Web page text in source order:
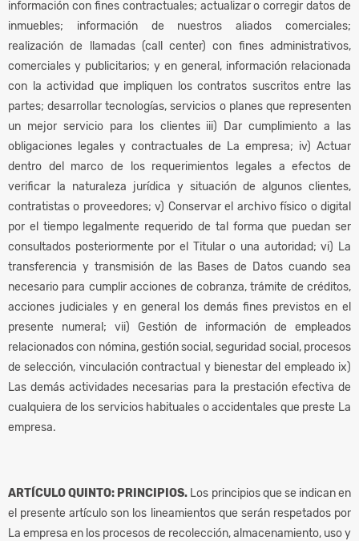
información con fines contractuales; actualizar o corregir datos de
inmuebles; información de nuestros aliados comerciales;
realización de llamadas (call center) con fines administrativos,
comerciales y publicitarios; y en general, información relacionada
con la actividad que impliquen los contratos suscritos entre las
partes; desarrollar tecnologías, servicios o planes que representen
un mejor servicio para los clientes iii) Dar cumplimiento a las
obligaciones legales y contractuales de La empresa; iv) Actuar
dentro del marco de los requerimientos legales a efectos de
verificar la naturaleza jurídica y situación de algunos clientes,
contratistas o proveedores; v) Conservar el archivo físico o digital
por el tiempo legalmente requerido de tal forma que puedan ser
consultados posteriormente por el Titular o una autoridad; vi) La
transferencia y transmisión de las Bases de Datos cuando sea
necesario para cumplir acciones de cobranza, trámite de créditos,
acciones judiciales y en general los demás fines previstos en el
presente numeral; vii) Gestión de información de empleados
relacionados con nómina, gestión social, seguridad social, procesos
de selección, vinculación contractual y bienestar del empleado ix)
Las demás actividades necesarias para la prestación efectiva de
cualquiera de los servicios habituales o accidentales que preste La
empresa.
ARTÍCULO QUINTO: PRINCIPIOS. Los principios que se indican en
el presente artículo son los lineamientos que serán respetados por
La empresa en los procesos de recolección, almacenamiento, uso y